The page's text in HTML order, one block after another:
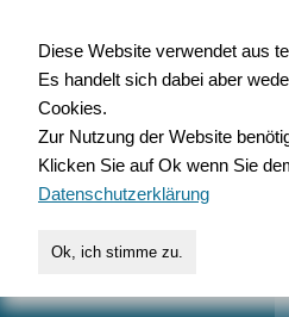
für
Diese Website verwendet aus
Es handelt sich dabei aber
Cookies.
Zur Nutzung der Website
Klicken Sie auf Ok wenn Sie
Datenschutzerklärung
Ok, ich stimme zu.